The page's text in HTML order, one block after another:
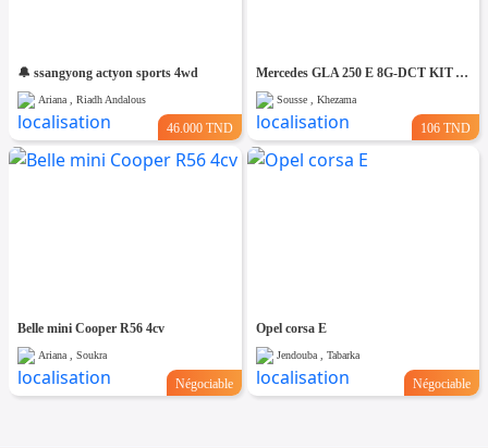
🔔 ssangyong actyon sports 4wd
Ariana , Riadh Andalous
46.000 TND
Mercedes GLA 250 E 8G-DCT KIT AMG PACK NIGHT
Sousse , Khezama
106 TND
Belle mini Cooper R56 4cv
Ariana , Soukra
Négociable
Opel corsa E
Jendouba , Tabarka
Négociable